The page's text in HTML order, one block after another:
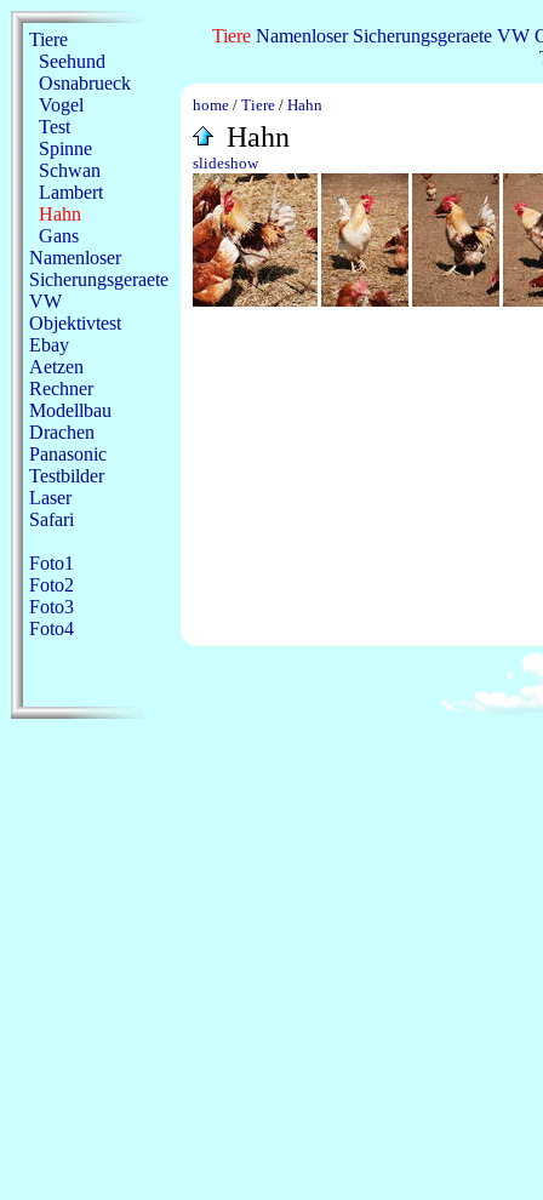
Tiere Namenloser Sicherungsgeraete VW
Tiere
Seehund
Osnabrueck
Vogel
Test
Spinne
Schwan
Lambert
Hahn
Gans
Namenloser
Sicherungsgeraete
VW
Objektivtest
Ebay
Aetzen
Rechner
Modellbau
Drachen
Panasonic
Testbilder
Laser
Safari
Foto1
Foto2
Foto3
Foto4
home / Tiere / Hahn
Hahn
slideshow